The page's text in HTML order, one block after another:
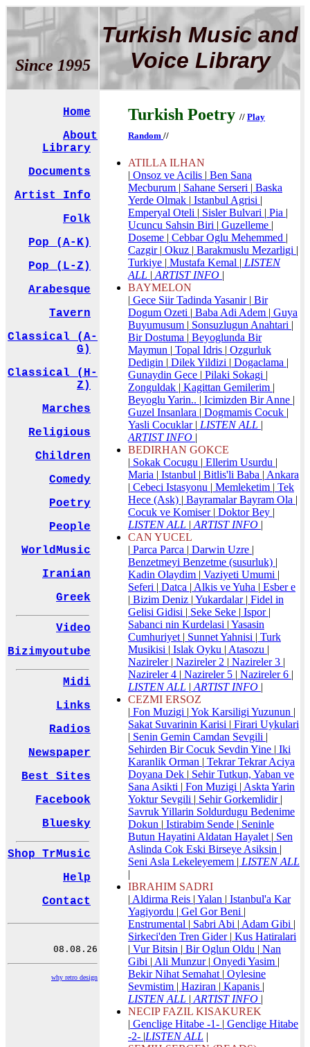
Since 1995
Turkish Music and
Voice Library
Home
About
Library
Documents
Artist Info
Folk
Pop (A-K)
Pop (L-Z)
Arabesque
Tavern
Classical (A-
G)
Classical (H-
Z)
Marches
Religious
Children
Comedy
Poetry
People
WorldMusic
Iranian
Greek
Video
Bizimyoutube
Midi
Links
Radios
Newspaper
Best Sites
Facebook
Bluesky
Shop TrMusic
Help
Contact
why retro design
Turkish Poetry // Play
Random //
ATILLA ILHAN
| Onsoz ve Acilis | Ben Sana
Mecburum | Sahane Serseri | Baska
Yerde Olmak | Istanbul Agrisi |
Emperyal Oteli | Sisler Bulvari | Pia |
Ucuncu Sahsin Biri | Guzelleme |
Doseme | Cebbar Oglu Mehemmed |
Cazgir | Okuz | Barakmuslu Mezarligi |
Turkiye | Mustafa Kemal | LISTEN
ALL | ARTIST INFO |
BAYMELON
| Gece Siir Tadinda Yasanir | Bir
Dogum Ozeti | Baba Adi Adem | Guya
Buyumusum | Sonsuzlugun Anahtari |
Bir Dostuma | Beyoglunda Bir
Maymun | Topal Idris | Ozgurluk
Dedigin | Dilek Yildizi | Dogaclama |
Gunaydin Gece | Pilaki Sokagi |
Zonguldak | Kagittan Gemilerim |
Beyoglu Yarin.. | Icimizden Bir Anne |
Guzel Insanlara | Dogmamis Cocuk |
Yasli Cocuklar | LISTEN ALL |
ARTIST INFO |
BEDIRHAN GOKCE
| Sokak Cocugu | Ellerim Usurdu |
Maria | Istanbul | Bitlis'li Baba | Ankara
| Cebeci Istasyonu | Memleketim | Tek
Hece (Ask) | Bayramalar Bayram Ola |
Cocuk ve Komiser | Doktor Bey |
LISTEN ALL | ARTIST INFO |
CAN YUCEL
| Parca Parca | Darwin Uzre |
Benzetmeyi Benzetme (susurluk) |
Kadin Olaydim | Vaziyeti Umumi |
Seferi | Datca | Alkis ve Yuha | Esber e
| Bizim Deniz | Yukardalar | Fidel in
Gelisi Gidisi | Seke Seke | Ispor |
Sabanci nin Kurdelasi | Yasasin
Cumhuriyet | Sunnet Yahnisi | Turk
Musikisi | Islak Oyku | Atasozu |
Nazireler | Nazireler 2 | Nazireler 3 |
Nazireler 4 | Nazireler 5 | Nazireler 6 |
LISTEN ALL | ARTIST INFO |
CEZMI ERSOZ
| Fon Muzigi | Yok Karsiligi Yuzunun |
Sakat Suvarinin Karisi | Firari Uykulari
| Senin Gemin Camdan Sevgili |
Sehirden Bir Cocuk Sevdin Yine | Iki
Karanlik Orman | Tekrar Tekrar Aciya
Doyana Dek | Sehir Tutkun, Yaban ve
Sana Asikti | Fon Muzigi | Askta Yarin
Yoktur Sevgili | Sehir Gorkemlidir |
Savruk Yillarin Soldurdugu Bedenime
Dokun | Istirabim Sende | Seninle
Butun Hayatini Aldatan Hayalet | Sen
Aslinda Cok Eski Birseye Asiksin |
Seni Asla Lekeleyemem | LISTEN ALL
|
IBRAHIM SADRI
| Aldirma Reis | Yalan | Istanbul'a Kar
Yagiyordu | Gel Gor Beni |
Enstrumental | Sabri Abi | Adam Gibi |
Sirkeci'den Tren Gider | Kus Hatiralari
| Vur Bitsin | Bir Oglun Oldu | Nan
Gibi | Ali Munzur | Onyedi Yasim |
Bekir Nihat Semahat | Oylesine
Sevmistim | Haziran | Kapanis |
LISTEN ALL | ARTIST INFO |
NECIP FAZIL KISAKUREK
| Genclige Hitabe -1- | Genclige Hitabe
-2- |LISTEN ALL |